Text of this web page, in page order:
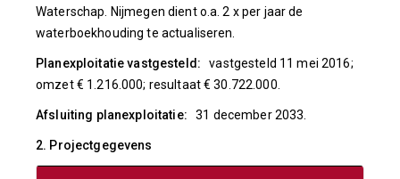
Waterschap. Nijmegen dient o.a. 2 x per jaar de
waterboekhouding te actualiseren.
Planexploitatie vastgesteld:vastgesteld 11 mei 2016;
omzet € 1.216.000; resultaat € 30.722.000.
Afsluiting planexploitatie:31 december 2033.
2. Projectgegevens